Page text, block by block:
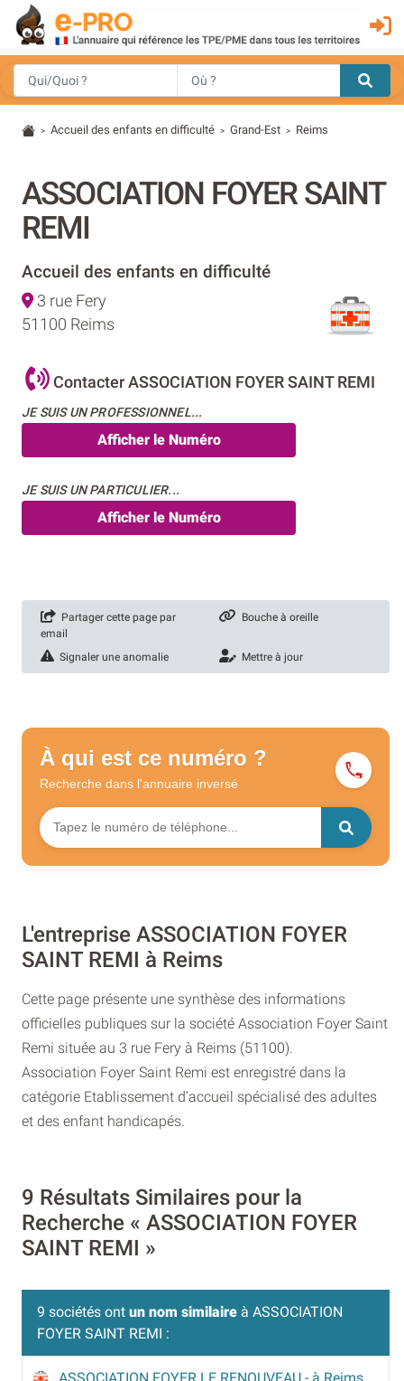
> Accueil des enfants en difficulté > Grand-Est > Reims
ASSOCIATION FOYER SAINT
REMI
Accueil des enfants en difficulté
3 rue Fery
51100 Reims
Contacter ASSOCIATION FOYER SAINT REMI
JE SUIS UN PROFESSIONNEL...
Afficher le Numéro
JE SUIS UN PARTICULIER...
Afficher le Numéro
Partager cette page par
email
Bouche à oreille
Signaler une anomalie Mettre à jour
À qui est ce numéro ?
Recherche dans l'annuaire inversé
L'entreprise ASSOCIATION FOYER
SAINT REMI à Reims
Cette page présente une synthèse des informations
officielles publiques sur la société Association Foyer Saint
Remi située au 3 rue Fery à Reims (51100).
Association Foyer Saint Remi est enregistré dans la
catégorie Etablissement d'accueil spécialisé des adultes
et des enfant handicapés.
9 Résultats Similaires pour la
Recherche « ASSOCIATION FOYER
SAINT REMI »
9 sociétés ont un nom similaire à ASSOCIATION
FOYER SAINT REMI :